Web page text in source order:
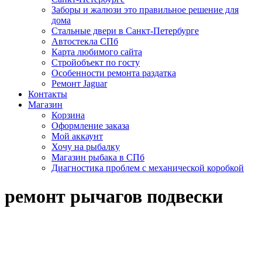
Заборы и жалюзи это правильное решение для
дома
Стальные двери в Санкт-Петербурге
Автостекла СПб
Карта любимого сайта
Стройобъект по госту
Особенности ремонта раздатка
Ремонт Jaguar
Контакты
Магазин
Корзина
Оформление заказа
Мой аккаунт
Хочу на рыбалку
Магазин рыбака в СПб
Диагностика проблем с механической коробкой
ремонт рычагов подвески